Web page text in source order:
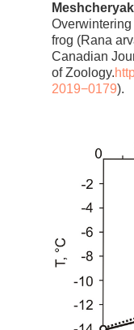
frog (Rana
Canadian
of Zoology.
2019−0179).